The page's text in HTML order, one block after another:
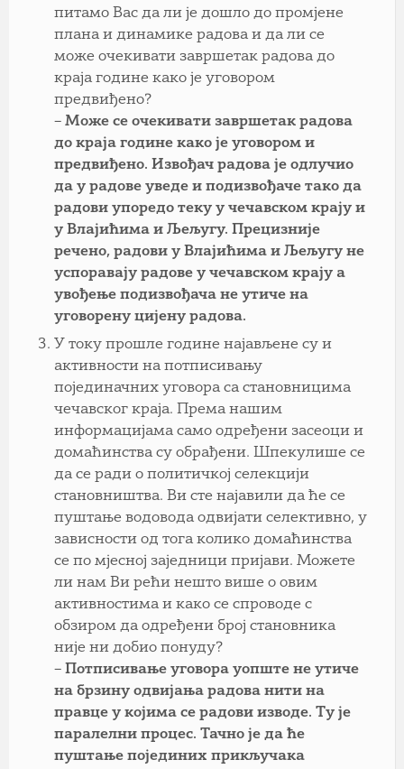
питамо Вас да ли је дошло до промјене
плана и динамике радова и да ли се
може очекивати завршетак радова до
краја године како је уговором
предвиђено?
– Може се очекивати завршетак радова
до краја године како је уговором и
предвиђено. Извођач радова је одлучио
да у радове уведе и подизвођаче тако да
радови упоредо теку у чечавском крају и
у Влајићима и Љељугу. Прецизније
речено, радови у Влајићима и Љељугу не
успоравају радове у чечавском крају а
увођење подизвођача не утиче на
уговорену цијену радова.
У току прошле године најављене су и
активности на потписивању
појединачних уговора са становницима
чечавског краја. Према нашим
информацијама само одређени засеоци и
домаћинства су обрађени. Шпекулише се
да се ради о политичкој селекцији
становништва. Ви сте најавили да ће се
пуштање водовода одвијати селективно, у
зависности од тога колико домаћинства
се по мјесној заједници пријави. Можете
ли нам Ви рећи нешто више о овим
активностима и како се спроводе с
обзиром да одређени број становника
није ни добио понуду?
– Потписивање уговора уопште не утиче
на брзину одвијања радова нити на
правце у којима се радови изводе. Ту је
паралелни процес. Тачно је да ће
пуштање појединих прикључака